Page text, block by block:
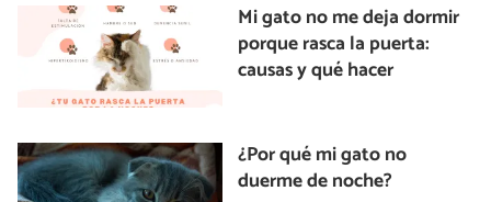
Mi gato no me deja dormir
porque rasca la puerta:
causas y qué hacer
¿Por qué mi gato no
duerme de noche?